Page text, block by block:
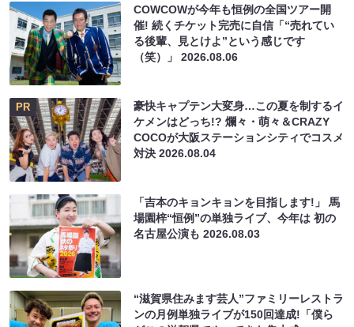
COWCOWが今年も恒例の全国ツアー開
催! 続くチケット完売に自信「“売れてい
る後輩、見とけよ”という感じです
（笑）」2026.08.06
PR
豪快キャプテン大変身…この夏を制するイ
ケメンはどっち!? 爛々・萌々＆CRAZY
COCOが大阪ステーションシティでコスメ
対決2026.08.04
「吉本のキョンキョンを目指します!」 馬
場園梓“恒例”の単独ライブ、今年は 初の
名古屋公演も2026.08.03
“滋賀県住みます芸人”ファミリーレストラ
ンの月例単独ライブが150回達成!「僕ら